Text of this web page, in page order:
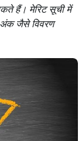
हैं। मेरिट सूची में
अंक जैसे विवरण